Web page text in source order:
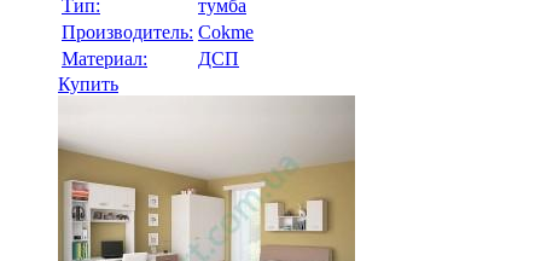
Тип:
тумба
Производитель: Cokme
Материал:
ДСП
Купить